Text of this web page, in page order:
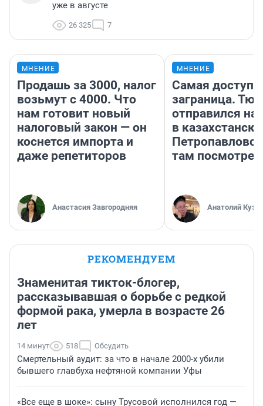
уже в августе
26 325 7
МНЕНИЕ
Продашь за 3000, налог
возьмут с 4000. Что
нам готовит новый
налоговый закон — он
коснется импорта и
даже репетиторов
Анастасия Завгородняя
МНЕНИЕ
Самая
заграница.
отправился
в
там
Анатолий
РЕКОМЕНДУЕМ
Знаменитая тикток-блогер,
рассказывавшая о борьбе с редкой
формой рака, умерла в возрасте 26
лет
14 минут 518 Обсудить
Смертельный аудит: за что в начале 2000-х убили
бывшего главбуха нефтяной компании Уфы
«Все еще в шоке»: сыну Трусовой исполнился год —